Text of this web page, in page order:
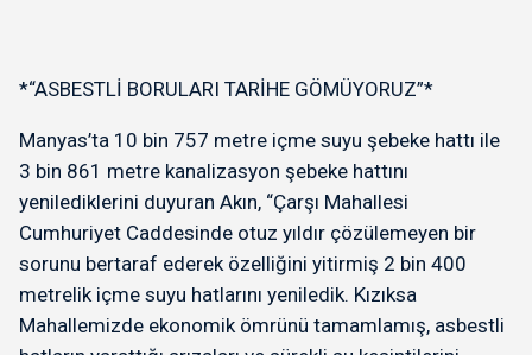
*“ASBESTLİ BORULARI TARİHE GÖMÜYORUZ”*
Manyas’ta 10 bin 757 metre içme suyu şebeke hattı ile
3 bin 861 metre kanalizasyon şebeke hattını
yenilediklerini duyuran Akın, “Çarşı Mahallesi
Cumhuriyet Caddesinde otuz yıldır çözülemeyen bir
sorunu bertaraf ederek özelliğini yitirmiş 2 bin 400
metrelik içme suyu hatlarını yeniledik. Kızıksa
Mahallemizde ekonomik ömrünü tamamlamış, asbestli